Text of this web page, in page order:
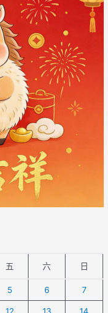
五 六 日
5 6 7
12 13 14